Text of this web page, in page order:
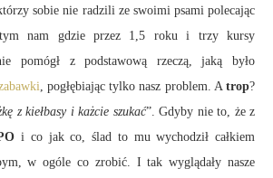
sobie nie radzili ze swoimi psami polecając
nam gdzie przez 1,5 roku i trzy kursy
pomógł z podstawową rzeczą, jaką było
, pogłębiając tylko nasz problem. A trop?
z kiełbasy i każcie szukać”. Gdyby nie to, że z
i co jak co, ślad to mu wychodził całkiem
w ogóle co zrobić. I tak wyglądały nasze